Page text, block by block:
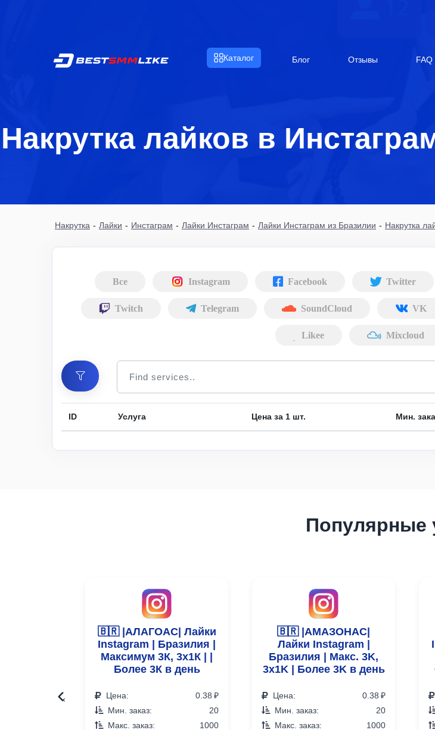
Каталог Блог Отзывы FAQ
Накрутка лайков в
Накрутка - Лайки - Инстаграм - Лайки Инстаграм - Лайки Инстаграм из Бразилии - Накрутка
Все Instagram Facebook Twitter
Twitch Telegram SoundCloud VK
Likee Mixcloud
ID Услуга Цена за 1 шт. Мин.
Популярные
‹
🇧🇷 |АЛАГОАС| Лайки
Instagram | Бразилия |
Максимум 3К, 3х1К | |
Более 3К в день
Цена:
0.38 ₽
Мин. заказ:
20
Макс. заказ:
1000
🇧🇷 |АМАЗОНАС|
Лайки Instagram |
Бразилия | Макс. 3K,
3x1K | Более 3K в день
Цена:
0.38 ₽
Мин. заказ:
20
Макс. заказ:
1000